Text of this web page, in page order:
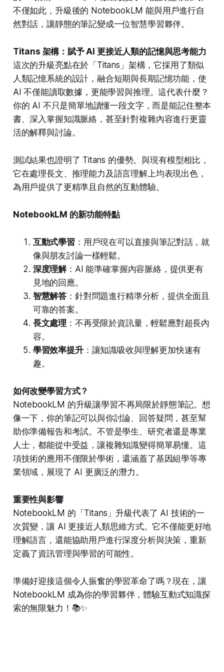
不僅如此，升級後的 NotebookLM 能與用戶進行自
然對話，讓靜態的筆記變成一位智慧學習夥伴。
Titans 架構：賦予 AI 更接近人類的記憶與思考能力
這次的升級亮點在於「Titans」架構，它採用了類似
人類記憶系統的設計，融合短期與長期記憶功能，使
AI 不僅能讀取數據，更能學習與推理。這代表什麼？
你的 AI 不只是簡單地讀懂一段文字，而是能記住整本
書、深入掌握知識脈絡，甚至針對複雜內容進行更靈
活的解釋與討論。
測試結果也證明了 Titans 的優勢。與現有模型相比，
它在處理長文、推理能力及語言理解上均表現出色，
為用戶提供了更精準且自然的互動體驗。
NotebookLM 的新功能特點
互動式學習 ：用戶現在可以直接與筆記對話，就
像與朋友討論一樣輕鬆。
深度理解：AI 能準確掌握內容脈絡，提供更有
見地的回應。
智慧解答 ：針對問題進行精準分析，提供全面且
可靠的答案。
長文處理 ：不再受限於資訊量，輕鬆應對超長內
容。
學習效率提升：讓知識吸收與理解更加快速有
趣。
如何改變學習方式？
NotebookLM 的升級讓學習不再局限於靜態筆記。想
像一下，你的筆記可以與你討論、回答疑問，甚至幫
助你準備報告和考試。不管是學生、研究者還是專業
人士，都能從中受益，讓複雜知識變得簡單易懂。這
項技術的應用不僅限於學術，還涵蓋了基因組學等專
業領域，展現了 AI 更廣泛的潛力。
重要性與影響
NotebookLM 的「Titans」升級代表了 AI 技術的一
次質變，讓 AI 更接近人類思維方式。它不僅能更好地
理解語言，還能協助用戶進行深度分析與決策，重新
定義了資訊管理與學習的可能性。
準備好迎接這個令人振奮的學習革命了嗎？現在，讓
NotebookLM 成為你的學習夥伴，體驗互動式知識探
索的無限魅力！📚✨